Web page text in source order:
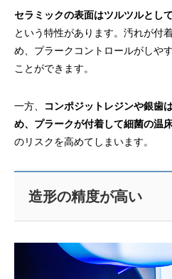
セラミックの表面はツルツルとし
という特性があります。汚れが付
め、プラークコントロールがしや
ことができます。
一方、
コンポジットレジンや銀歯
め、プラークが付着して細菌の温
のリスクを高めてしまいます。
造形の精度が高い